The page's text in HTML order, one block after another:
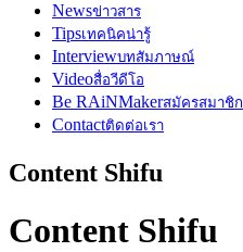
Newsข่าวสาร
Tipsเทคนิคน่ารู้
Interviewบทสัมภาษณ์
Videoสื่อวีดีโอ
Be RAiNMakerสมัครสมาชิก
Contactติดต่อเรา
Content Shifu
Content Shifu